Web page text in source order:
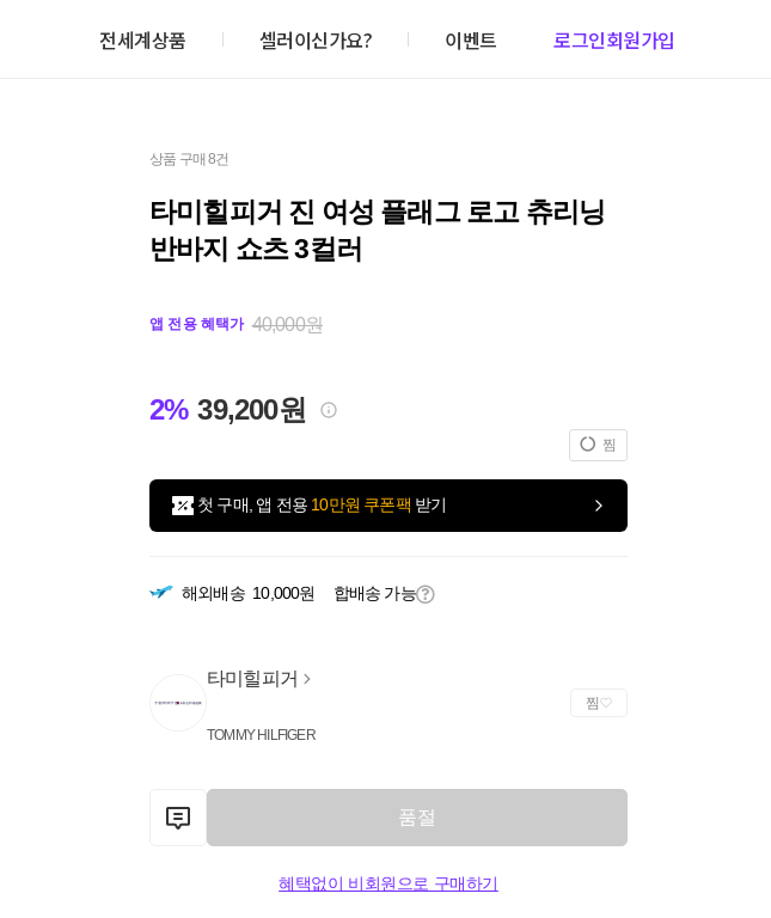
전세계상품 셀러이신가요? 이벤트 로그인회원가입
상품 구매 8건
타미힐피거 진 여성 플래그 로고 츄리닝
반바지 쇼츠 3컬러
앱 전용 혜택가 40,000원
2% 39,200원
찜
첫 구매, 앱 전용 10만원 쿠폰팩 받기
해외배송 10,000원 합배송 가능
타미힐피거
TOMMY HILFIGER
찜
품절
혜택없이 비회원으로 구매하기